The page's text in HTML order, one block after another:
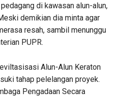
di kawasan alun-alun,
demikian dia minta agar
resah, sambil menunggu
PUPR.
Alun-Alun Keraton
tahap pelelangan proyek.
Pengadaan Secara